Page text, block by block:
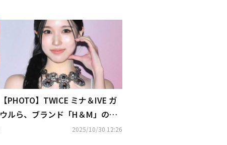
【PHOTO】TWICE ミナ＆IVE ガ
ウルら、ブランド「H＆M」のイ
ベントに出席（動画あり）2025/10/30 12:26